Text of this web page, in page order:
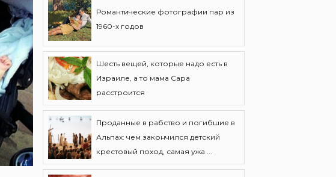
Романтические фотографии пар из
1960-х годов
Шесть вещей, которые надо есть в
Израиле, а то мама Сара
расстроится
Проданные в рабство и погибшие в
Альпах: чем закончился детский
крестовый поход, самая ужа ...